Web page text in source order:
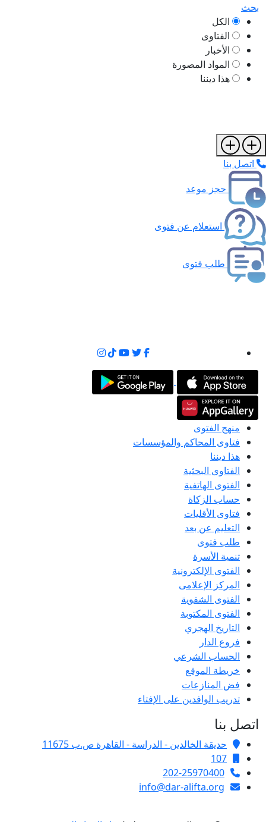
بحث
الكل
الفتاوى
الأخبار
المواد المصورة
هذا ديننا
اتصل بنا
حجز موعد
استعلام عن فتوى
طلب فتوى
منهج الفتوى
فتاوى المحاكم والمؤسسات
هذا ديننا
الفتاوى البحثية
الفتوى الهاتفية
حساب الزكاة
فتاوى الأقليات
التعليم عن بعد
طلب فتوى
تنمية الأسرة
الفتوى الإلكترونية
المركز الإعلامى
الفتوى الشفوية
الفتوى المكتوبة
التاريخ الهجري
فروع الدار
الحساب الشرعي
خريطة الموقع
فض المنازعات
تدريب الوافدين على الإفتاء
اتصل بنا
حديقة الخالدين - الدراسة - القاهرة ص.ب 11675
107
202-25970400
info@dar-alifta.org